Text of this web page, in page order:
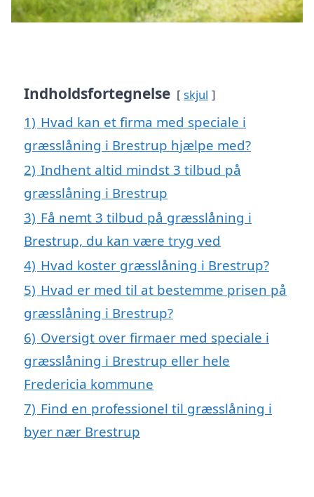
Indholdsfortegnelse skjul
1) Hvad kan et firma med speciale i
græsslåning i Brestrup hjælpe med?
2) Indhent altid mindst 3 tilbud på
græsslåning i Brestrup
3) Få nemt 3 tilbud på græsslåning i
Brestrup, du kan være tryg ved
4) Hvad koster græsslåning i Brestrup?
5) Hvad er med til at bestemme prisen på
græsslåning i Brestrup?
6) Oversigt over firmaer med speciale i
græsslåning i Brestrup eller hele
Fredericia kommune
7) Find en professionel til græsslåning i
byer nær Brestrup